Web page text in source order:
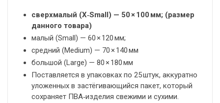
сверхмалый (X‑Small) — 50 × 100 мм; (размер
данного товара)
малый (Small) — 60 × 120 мм;
средний (Medium) — 70 × 140 мм
большой (Large) — 80 × 180 мм
Поставляется в упаковках по 25 штук, аккуратно
уложенных в застёгивающийся пакет, который
сохраняет ПВА‑изделия свежими и сухими.